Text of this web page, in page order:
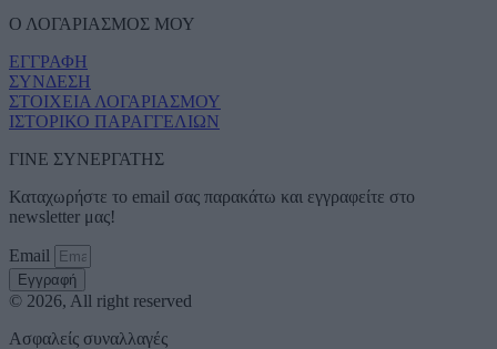
Ο ΛΟΓΑΡΙΑΣΜΟΣ ΜΟΥ
ΕΓΓΡΑΦΗ
ΣΥΝΔΕΣΗ
ΣΤΟΙΧΕΙΑ ΛΟΓΑΡΙΑΣΜΟΥ
ΙΣΤΟΡΙΚΟ ΠΑΡΑΓΓΕΛΙΩΝ
ΓΙΝΕ ΣΥΝΕΡΓΑΤΗΣ
Καταχωρήστε το email σας παρακάτω και εγγραφείτε στο
newsletter μας!
Email
Εγγραφή
© 2026, All right reserved
Ασφαλείς συναλλαγές